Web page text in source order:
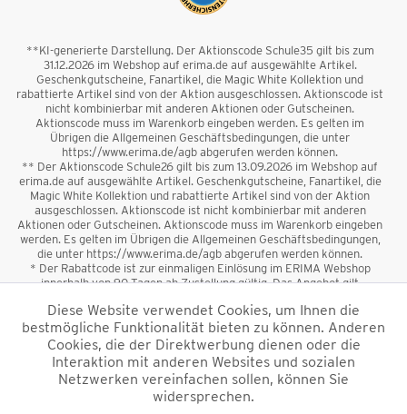
**KI-generierte Darstellung. Der Aktionscode Schule35 gilt bis zum
31.12.2026 im Webshop auf erima.de auf ausgewählte Artikel.
Geschenkgutscheine, Fanartikel, die Magic White Kollektion und
rabattierte Artikel sind von der Aktion ausgeschlossen. Aktionscode ist
nicht kombinierbar mit anderen Aktionen oder Gutscheinen.
Aktionscode muss im Warenkorb eingeben werden. Es gelten im
Übrigen die Allgemeinen Geschäftsbedingungen, die unter
https://www.erima.de/agb abgerufen werden können.
** Der Aktionscode Schule26 gilt bis zum 13.09.2026 im Webshop auf
erima.de auf ausgewählte Artikel. Geschenkgutscheine, Fanartikel, die
Magic White Kollektion und rabattierte Artikel sind von der Aktion
ausgeschlossen. Aktionscode ist nicht kombinierbar mit anderen
Aktionen oder Gutscheinen. Aktionscode muss im Warenkorb eingeben
werden. Es gelten im Übrigen die Allgemeinen Geschäftsbedingungen,
die unter https://www.erima.de/agb abgerufen werden können.
* Der Rabattcode ist zur einmaligen Einlösung im ERIMA Webshop
innerhalb von 90 Tagen ab Zustellung gültig. Das Angebot gilt
sowie Geschenkgutscheine sind vom Rabatt ausgeschlossen. Der
Rabattcode ist nicht mit anderen Aktionen oder Gutscheinen
kombinierbar. Der Mindestbestellwert beträgt 50 €
*Alle Preise verstehen sich inkl. Mehrwertsteuer und zzgl.
und ggf. Nachnahmegebühren, wenn nicht anders
Diese Website verwendet Cookies, um Ihnen die
bestmögliche Funktionalität bieten zu können. Anderen
Cookies, die der Direktwerbung dienen oder die
Interaktion mit anderen Websites und sozialen
Netzwerken vereinfachen sollen, können Sie
widersprechen.